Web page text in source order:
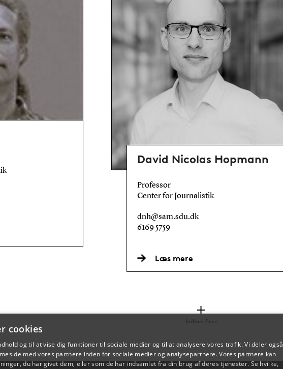
David Nicolas Hopmann
Professor
Center for Journalistik
dnh@sam.sdu.dk
6169 5759
Læs mere
Indlæs flere
cookies
og til at vise dig funktioner til sociale medier og til at analysere vores trafik. Vi deler også
med vores partnere inden for sociale medier og analysepartnere. Vores partnere kan
du har givet dem, eller som de har indsamlet fra din brug af deres tjenester. Se hvilke,